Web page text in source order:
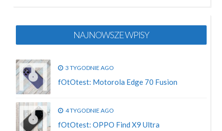
NAJNOWSZE WPISY
3 TYGODNIE AGO
fOtOtest: Motorola Edge 70 Fusion
4 TYGODNIE AGO
fOtOtest: OPPO Find X9 Ultra